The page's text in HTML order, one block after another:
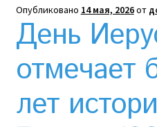
Контакты
Корзина
Мой аккаунт
Необычный союз NAnews и
Опубликовано 14 мая, 2026от
День
отмечает
лет